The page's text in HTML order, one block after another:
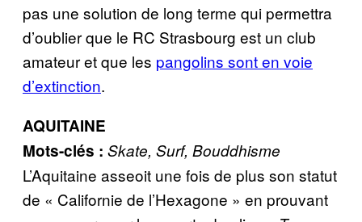
pas une solution de long terme qui permettra
d’oublier que le RC Strasbourg est un club
amateur et que les pangolins sont en voie
d’extinction.
AQUITAINE
Mots-clés : Skate, Surf, Bouddhisme
L’Aquitaine asseoit une fois de plus son statut
de « Californie de l’Hexagone » en prouvant